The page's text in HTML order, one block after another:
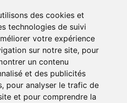
des cookies et
technologies de suivi
votre expérience
sur notre site, pour
un contenu
et des publicités
pour analyser le trafic de
et pour comprendre la
Livraison chez vous
Livraison dans un Point
d’enlèvement
Retrait dans la pharmacie
Retrait en casiers extérieurs